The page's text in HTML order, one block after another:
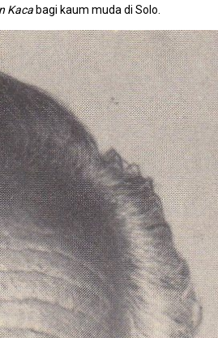
Kaca bagi kaum muda di Solo.